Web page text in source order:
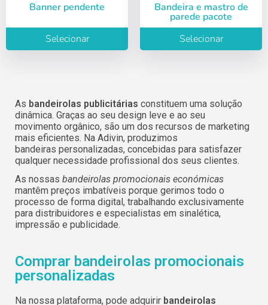
Banner pendente
Selecionar
Bandeira e mastro de
parede pacote
Selecionar
As bandeirolas publicitárias constituem uma solução
dinâmica. Graças ao seu design leve e ao seu
movimento orgânico, são um dos recursos de marketing
mais eficientes. Na Adivin, produzimos
bandeiras personalizadas, concebidas para satisfazer
qualquer necessidade profissional dos seus clientes.
As nossas bandeirolas promocionais económicas
mantêm preços imbatíveis porque gerimos todo o
processo de forma digital, trabalhando exclusivamente
para distribuidores e especialistas em sinalética,
impressão e publicidade.
Comprar bandeirolas promocionais
personalizadas
Na nossa plataforma, pode adquirir bandeirolas